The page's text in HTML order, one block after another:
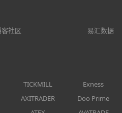
社区 易汇数据
TICKMILL
Exness
AXITRADER
Doo Prime